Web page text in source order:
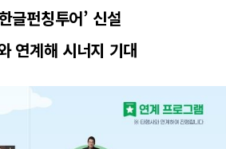
글펀칭투어’ 신설
연계해 시너지 기대